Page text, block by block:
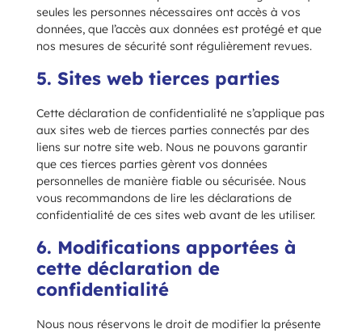
seules les personnes nécessaires ont accès à vos
données, que l’accès aux données est protégé et que
nos mesures de sécurité sont régulièrement revues.
5. Sites web tierces parties
Cette déclaration de confidentialité ne s’applique pas
aux sites web de tierces parties connectés par des
liens sur notre site web. Nous ne pouvons garantir
que ces tierces parties gèrent vos données
personnelles de manière fiable ou sécurisée. Nous
vous recommandons de lire les déclarations de
confidentialité de ces sites web avant de les utiliser.
6. Modifications apportées à
cette déclaration de
confidentialité
Nous nous réservons le droit de modifier la présente